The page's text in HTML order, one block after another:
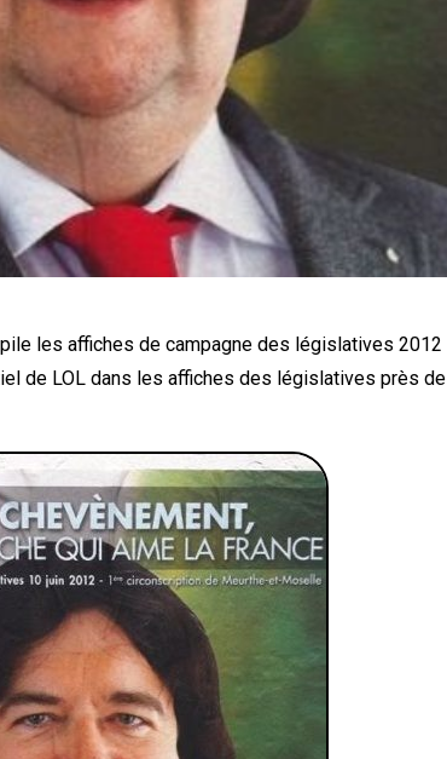
les affiches de campagne des législatives 2012
de LOL dans les affiches des législatives près de